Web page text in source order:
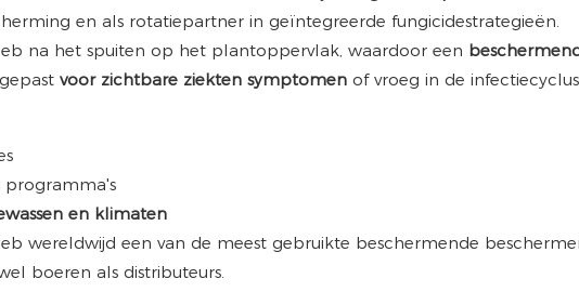
en als rotatiepartner in geïntegreerde fungicidestrategieën.
na het spuiten op het plantoppervlak, waardoor een
voor zichtbare ziekten symptomen of vroeg in de
programma's
en klimaten
wereldwijd een van de meest gebruikte beschermende
boeren als distributeurs.